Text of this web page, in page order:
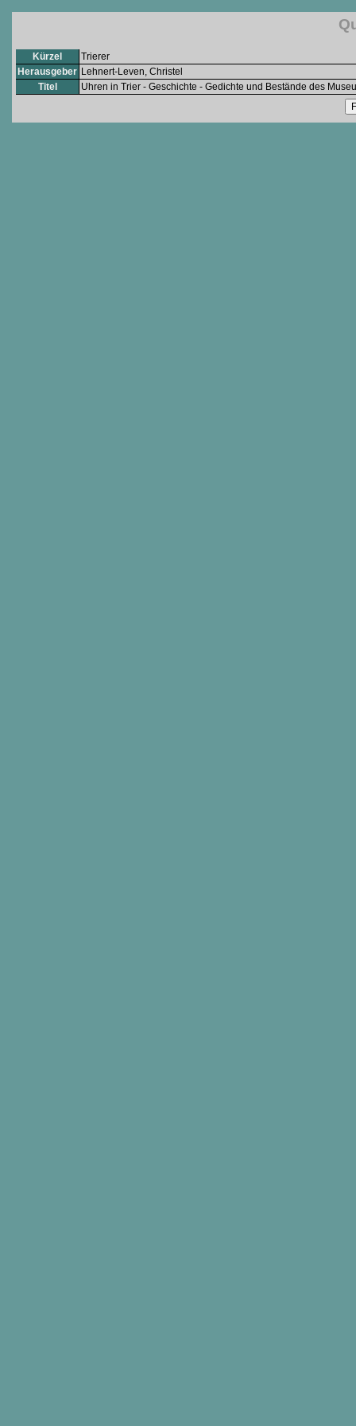
Kürzel
Trierer
Herausgeber Lehnert-Leven, Christel
Titel
Uhren in Trier - Geschichte - Gedichte und Bestände des